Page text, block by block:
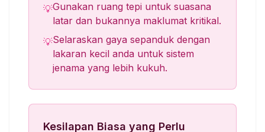
💡Gunakan ruang tepi untuk suasana
latar dan bukannya maklumat kritikal.
💡Selaraskan gaya sepanduk dengan
lakaran kecil anda untuk sistem
jenama yang lebih kukuh.
Kesilapan Biasa yang Perlu